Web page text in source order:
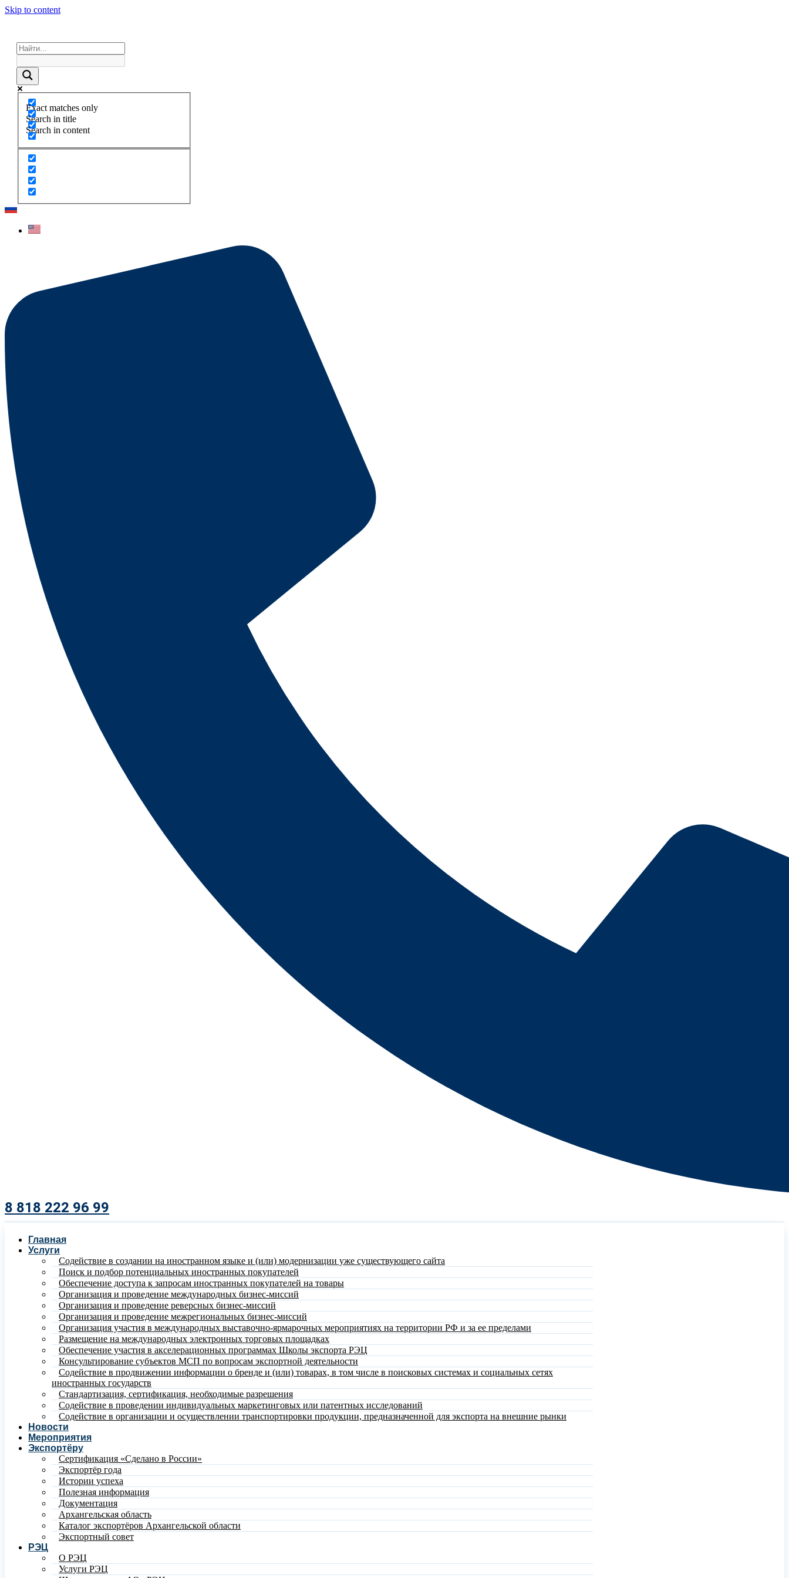
Skip to content
Exact matches only
Search in title
Search in content
8 818 222 96 99​
Главная
Услуги
Содействие в создании на иностранном языке и (или) модернизации уже существующего сайта
Поиск и подбор потенциальных иностранных покупателей
Обеспечение доступа к запросам иностранных покупателей на товары
Организация и проведение международных бизнес-миссий
Организация и проведение реверсных бизнес-миссий
Организация и проведение межрегиональных бизнес-миссий
Организация участия в международных выставочно-ярмарочных мероприятиях на территории РФ и за ее пределами
Размещение на международных электронных торговых площадках
Обеспечение участия в акселерационных программах Школы экспорта РЭЦ
Консультирование субъектов МСП по вопросам экспортной деятельности
Содействие в продвижении информации о бренде и (или) товарах, в том числе в поисковых системах и социальных сетях
иностранных государств
Стандартизация, сертификация, необходимые разрешения
Содействие в проведении индивидуальных маркетинговых или патентных исследований
Содействие в организации и осуществлении транспортировки продукции, предназначенной для экспорта на внешние рынки
Новости
Мероприятия
Экспортёру
Сертификация «Сделано в России»
Экспортёр года
Истории успеха
Полезная информация
Документация
Архангельская область
Каталог экспортёров Архангельской области
Экспортный совет
РЭЦ
О РЭЦ
Услуги РЭЦ